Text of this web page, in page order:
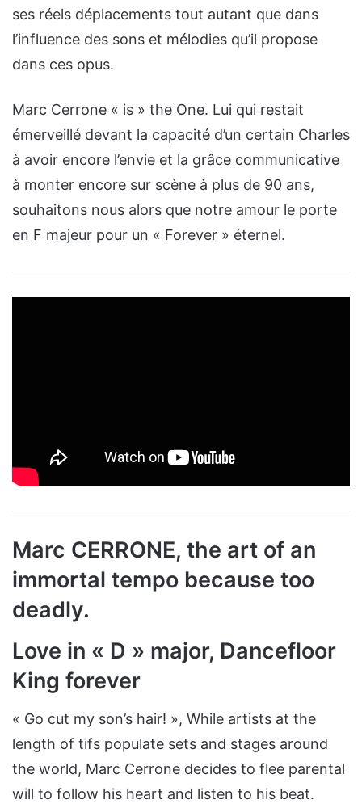
ses réels déplacements tout autant que dans
l’influence des sons et mélodies qu’il propose
dans ces opus.
Marc Cerrone « is » the One. Lui qui restait
émerveillé devant la capacité d’un certain Charles
à avoir encore l’envie et la grâce communicative
à monter encore sur scène à plus de 90 ans,
souhaitons nous alors que notre amour le porte
en F majeur pour un « Forever » éternel.
Marc CERRONE, the art of an
immortal tempo because too
deadly.
Love in « D » major, Dancefloor
King forever
« Go cut my son’s hair! », While artists at the
length of tifs populate sets and stages around
the world, Marc Cerrone decides to flee parental
will to follow his heart and listen to his beat.